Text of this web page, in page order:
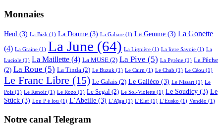
Monnaies
Heol (3) La Bizh (1) La Doume (3) La Gabare (1) La Gemme (3) La Gonette
(4) La Graine (1) La June (64) La Lignière (1) La livre Savoie (1) La
Luciole (1) La Maillette (4) La MUSE (2) La Pive (5) La Pyrène (1) La Pêche
(2) La Roue (5) La Tinda (2) Le Buzuk (1) Le Cairn (1) Le Chab (1) Le Céou (1)
Le Franc Libre (15) Le Galais (2) Le Galléco (3) Le Nissart (1) Le
Pois (1) Le Renoir (1) Le Rozo (1) Le Segal (2) Le Sol-Violette (1) Le Soudicy (3) Le
Stück (3) Lou P é lou (1) L’Abeille (3) L’Aïga (1) L’Elef (1) L’Eusko (1) Vendéo (1)
Notre canal Telegram